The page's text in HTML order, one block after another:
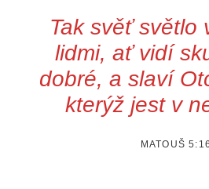
Tak svěť světlo
lidmi, ať vidí
dobré, a slaví
kterýž jest v
MATOUŠ 5:16